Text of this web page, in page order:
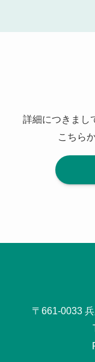
詳細につきまし
こちら
〒661-0033